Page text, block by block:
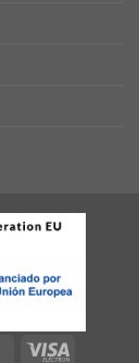
Square Visa